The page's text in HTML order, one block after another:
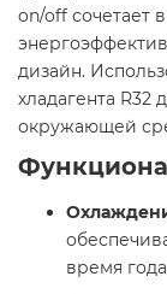
on/off сочетает
дизайн.
хладагента
окружающей
время